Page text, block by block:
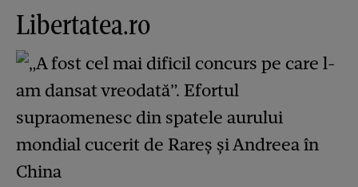
Libertatea.ro